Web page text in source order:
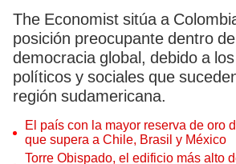
The Economist sitúa a
posición preocupante dentro
democracia global, debido a
políticos y sociales que
región sudamericana.
El país con la mayor reserva de oro
que supera a Chile, Brasil y México
Torre Obispado, el edificio más alto